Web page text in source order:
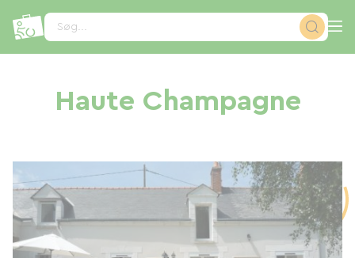
Søg...
Haute Champagne
CCookie-styringspanel